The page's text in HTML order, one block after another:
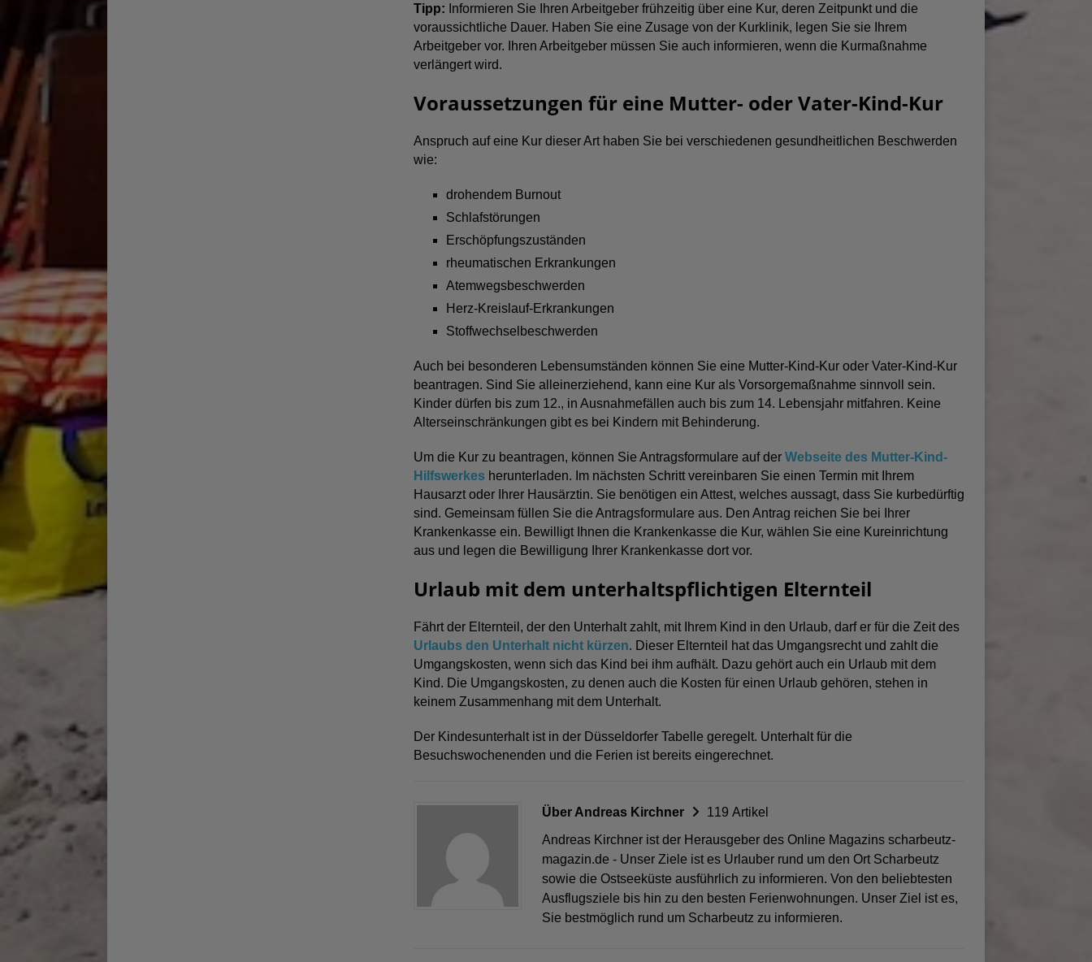
Tipp: Informieren Sie Ihren Arbeitgeber frühzeitig über eine Kur, deren Zeitpunkt und die
voraussichtliche Dauer. Haben Sie eine Zusage von der Kurklinik, legen Sie sie Ihrem
Arbeitgeber vor. Ihren Arbeitgeber müssen Sie auch informieren, wenn die Kurmaßnahme
verlängert wird.
Voraussetzungen für eine Mutter- oder Vater-Kind-Kur
Anspruch auf eine Kur dieser Art haben Sie bei verschiedenen gesundheitlichen Beschwerden
wie:
drohendem Burnout
Schlafstörungen
Erschöpfungszuständen
rheumatischen Erkrankungen
Atemwegsbeschwerden
Herz-Kreislauf-Erkrankungen
Stoffwechselbeschwerden
Auch bei besonderen Lebensumständen können Sie eine Mutter-Kind-Kur oder Vater-Kind-Kur
beantragen. Sind Sie alleinerziehend, kann eine Kur als Vorsorgemaßnahme sinnvoll sein.
Kinder dürfen bis zum 12., in Ausnahmefällen auch bis zum 14. Lebensjahr mitfahren. Keine
Alterseinschränkungen gibt es bei Kindern mit Behinderung.
Um die Kur zu beantragen, können Sie Antragsformulare auf der Webseite des Mutter-Kind-
Hilfswerkes herunterladen. Im nächsten Schritt vereinbaren Sie einen Termin mit Ihrem
Hausarzt oder Ihrer Hausärztin. Sie benötigen ein Attest, welches aussagt, dass Sie kurbedürftig
sind. Gemeinsam füllen Sie die Antragsformulare aus. Den Antrag reichen Sie bei Ihrer
Krankenkasse ein. Bewilligt Ihnen die Krankenkasse die Kur, wählen Sie eine Kureinrichtung
aus und legen die Bewilligung Ihrer Krankenkasse dort vor.
Urlaub mit dem unterhaltspflichtigen Elternteil
Fährt der Elternteil, der den Unterhalt zahlt, mit Ihrem Kind in den Urlaub, darf er für die Zeit des
Urlaubs den Unterhalt nicht kürzen. Dieser Elternteil hat das Umgangsrecht und zahlt die
Umgangskosten, wenn sich das Kind bei ihm aufhält. Dazu gehört auch ein Urlaub mit dem
Kind. Die Umgangskosten, zu denen auch die Kosten für einen Urlaub gehören, stehen in
keinem Zusammenhang mit dem Unterhalt.
Der Kindesunterhalt ist in der Düsseldorfer Tabelle geregelt. Unterhalt für die
Besuchswochenenden und die Ferien ist bereits eingerechnet.
Über Andreas Kirchner
119 Artikel
Andreas Kirchner ist der Herausgeber des Online Magazins scharbeutz-
magazin.de - Unser Ziele ist es Urlauber rund um den Ort Scharbeutz
sowie die Ostseeküste ausführlich zu informieren. Von den beliebtesten
Ausflugsziele bis hin zu den besten Ferienwohnungen. Unser Ziel ist es,
Sie bestmöglich rund um Scharbeutz zu informieren.